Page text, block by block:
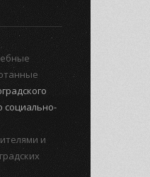
социально-
и